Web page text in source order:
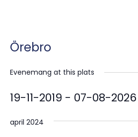
Örebro
Evenemang at this plats
19-11-2019 - 07-08-2026
datum.
april 2024